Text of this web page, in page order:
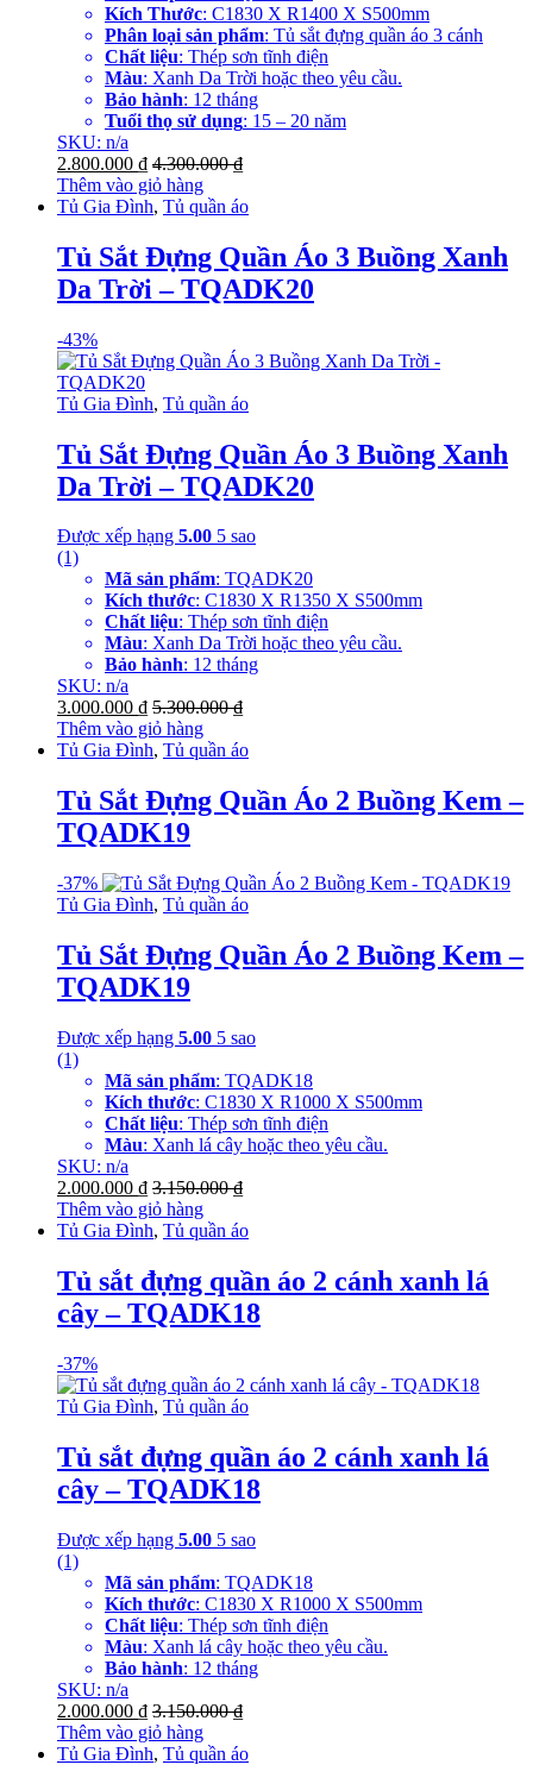
Kích Thước: C1830 X R1400 X S500mm
Phân loại sản phẩm: Tủ sắt đựng quần áo 3 cánh
Chất liệu: Thép sơn tĩnh điện
Màu: Xanh Da Trời hoặc theo yêu cầu.
Bảo hành: 12 tháng
Tuổi thọ sử dụng: 15 – 20 năm
SKU: n/a
2.800.000 ₫ 4.300.000₫
Thêm vào giỏ hàng
Tủ Gia Đình, Tủ quần áo
Tủ Sắt Đựng Quần Áo 3 Buồng Xanh
Da Trời – TQADK20
-43%
Tủ Gia Đình, Tủ quần áo
Tủ Sắt Đựng Quần Áo 3 Buồng Xanh
Da Trời – TQADK20
Được xếp hạng 5.00 5 sao
(1)
Mã sản phẩm: TQADK20
Kích thước: C1830 X R1350 X S500mm
Chất liệu: Thép sơn tĩnh điện
Màu: Xanh Da Trời hoặc theo yêu cầu.
Bảo hành: 12 tháng
SKU: n/a
3.000.000 ₫ 5.300.000₫
Thêm vào giỏ hàng
Tủ Gia Đình, Tủ quần áo
Tủ Sắt Đựng Quần Áo 2 Buồng Kem –
TQADK19
-37%
Tủ Gia Đình, Tủ quần áo
Tủ Sắt Đựng Quần Áo 2 Buồng Kem –
TQADK19
Được xếp hạng 5.00 5 sao
(1)
Mã sản phẩm: TQADK18
Kích thước: C1830 X R1000 X S500mm
Chất liệu: Thép sơn tĩnh điện
Màu: Xanh lá cây hoặc theo yêu cầu.
SKU: n/a
2.000.000 ₫ 3.150.000₫
Thêm vào giỏ hàng
Tủ Gia Đình, Tủ quần áo
Tủ sắt đựng quần áo 2 cánh xanh lá
cây – TQADK18
-37%
Tủ Gia Đình, Tủ quần áo
Tủ sắt đựng quần áo 2 cánh xanh lá
cây – TQADK18
Được xếp hạng 5.00 5 sao
(1)
Mã sản phẩm: TQADK18
Kích thước: C1830 X R1000 X S500mm
Chất liệu: Thép sơn tĩnh điện
Màu: Xanh lá cây hoặc theo yêu cầu.
Bảo hành: 12 tháng
SKU: n/a
2.000.000 ₫ 3.150.000₫
Thêm vào giỏ hàng
Tủ Gia Đình, Tủ quần áo